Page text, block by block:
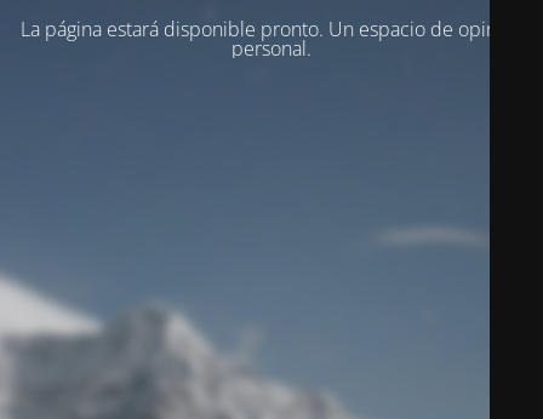
La página estará disponible pronto. Un espacio de opinion
personal.